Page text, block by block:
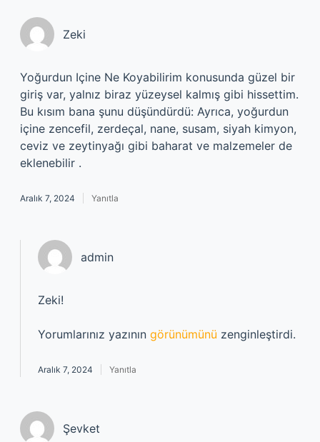
Zeki
Yoğurdun Içine Ne Koyabilirim konusunda güzel bir
giriş var, yalnız biraz yüzeysel kalmış gibi hissettim.
Bu kısım bana şunu düşündürdü: Ayrıca, yoğurdun
içine zencefil, zerdeçal, nane, susam, siyah kimyon,
ceviz ve zeytinyağı gibi baharat ve malzemeler de
eklenebilir .
Aralık 7, 2024 Yanıtla
admin
Zeki!
Yorumlarınız yazının görünümünü zenginleştirdi.
Aralık 7, 2024 Yanıtla
Şevket